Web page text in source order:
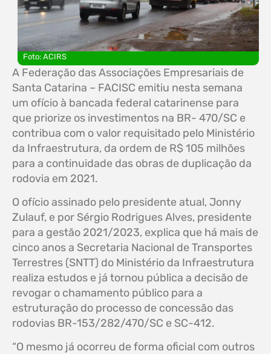
Foto: ACIRS
A Federação das Associações Empresariais de
Santa Catarina – FACISC emitiu nesta semana
um ofício à bancada federal catarinense para
que priorize os investimentos na BR- 470/SC e
contribua com o valor requisitado pelo Ministério
da Infraestrutura, da ordem de R$ 105 milhões
para a continuidade das obras de duplicação da
rodovia em 2021.
O ofício assinado pelo presidente atual, Jonny
Zulauf, e por Sérgio Rodrigues Alves, presidente
para a gestão 2021/2023, explica que há mais de
cinco anos a Secretaria Nacional de Transportes
Terrestres (SNTT) do Ministério da Infraestrutura
realiza estudos e já tornou pública a decisão de
revogar o chamamento público para a
estruturação do processo de concessão das
rodovias BR-153/282/470/SC e SC-412.
“O mesmo já ocorreu de forma oficial com outros